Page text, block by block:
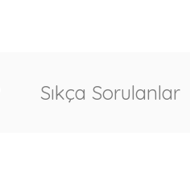
Sıkça Sorulanlar